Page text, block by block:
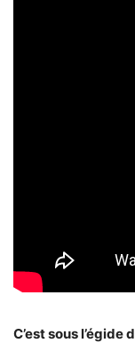
C’est sous l’égide